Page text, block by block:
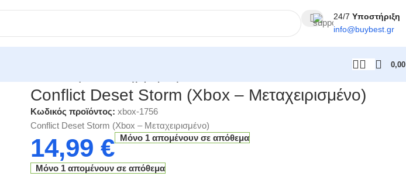
24/7 Υποστήριξη
info@buybest .gr
Conflict Deset Storm (Xbox – Μεταχειρισμένο)
Κωδικός προϊόντος: xbox-1756
Conflict Deset Storm (Xbox – Μεταχειρισμένο)
14,99 € Μόνο 1 απομένουν σε απόθεμα
Μόνο 1 απομένουν σε απόθεμα